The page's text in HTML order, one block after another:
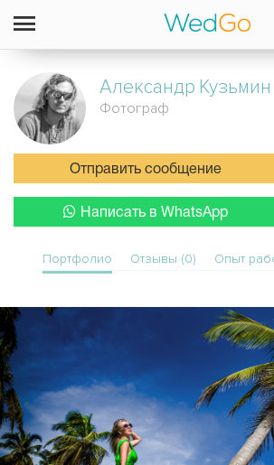
Александр Кузьмин
Фотограф
Отправить сообщение
Написать в WhatsApp
Портфолио Отзывы (0) Опыт